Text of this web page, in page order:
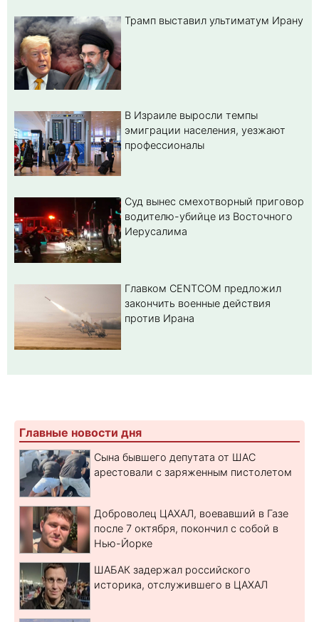
Трамп выставил ультиматум Ирану
В Израиле выросли темпы
эмиграции населения, уезжают
профессионалы
Суд вынес смехотворный приговор
водителю-убийце из Восточного
Иерусалима
Главком CENTCOM предложил
закончить военные действия
против Ирана
Главные новости дня
Сына бывшего депутата от ШАС
арестовали с заряженным пистолетом
Доброволец ЦАХАЛ, воевавший в Газе
после 7 октября, покончил с собой в
Нью-Йорке
ШАБАК задержал российского
историка, отслужившего в ЦАХАЛ